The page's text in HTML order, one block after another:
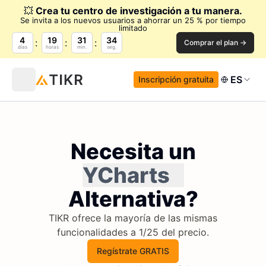
💥 Crea tu centro de investigación a tu manera.
Se invita a los nuevos usuarios a ahorrar un 25 % por tiempo
limitado
4
días
19
horas
31
min.
33
seg. Comprar el plan →
Inscripción gratuita ES
Necesita un
YCharts
Alternativa?
TIKR ofrece la mayoría de las mismas
funcionalidades a 1/25 del precio.
Regístrate GRATIS